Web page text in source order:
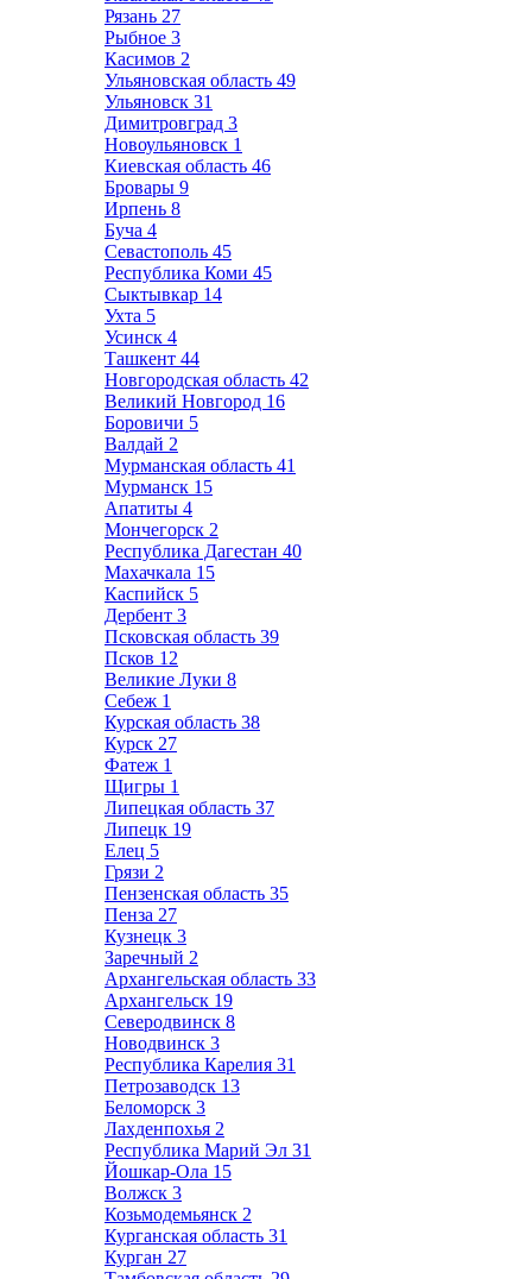
Рязань 27
Рыбное 3
Касимов 2
Ульяновская область 49
Ульяновск 31
Димитровград 3
Новоульяновск 1
Киевская область 46
Бровары 9
Ирпень 8
Буча 4
Севастополь 45
Республика Коми 45
Сыктывкар 14
Ухта 5
Усинск 4
Ташкент 44
Новгородская область 42
Великий Новгород 16
Боровичи 5
Валдай 2
Мурманская область 41
Мурманск 15
Апатиты 4
Мончегорск 2
Республика Дагестан 40
Махачкала 15
Каспийск 5
Дербент 3
Псковская область 39
Псков 12
Великие Луки 8
Себеж 1
Курская область 38
Курск 27
Фатеж 1
Щигры 1
Липецкая область 37
Липецк 19
Елец 5
Грязи 2
Пензенская область 35
Пенза 27
Кузнецк 3
Заречный 2
Архангельская область 33
Архангельск 19
Северодвинск 8
Новодвинск 3
Республика Карелия 31
Петрозаводск 13
Беломорск 3
Лахденпохья 2
Республика Марий Эл 31
Йошкар-Ола 15
Волжск 3
Козьмодемьянск 2
Курганская область 31
Курган 27